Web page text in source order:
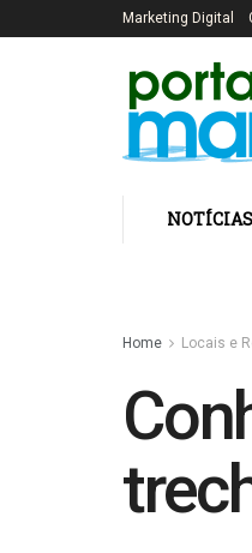
Marketing Digital
NOTÍCIAS
Home Locais e